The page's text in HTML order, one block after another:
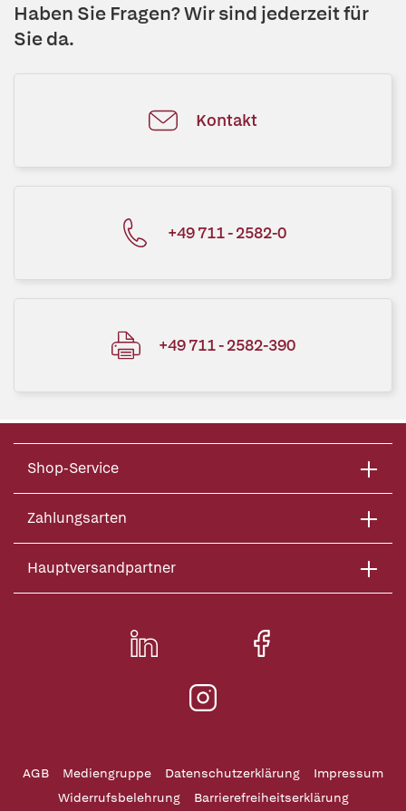
Haben Sie Fragen? Wir sind jederzeit für
Sie da.
Kontakt
+49 711 - 2582-0
+49 711 - 2582-390
Shop-Service
Zahlungsarten
Hauptversandpartner
AGB Mediengruppe Datenschutzerklärung
Impressum
Widerrufsbelehrung
Barrierefreiheitserklärung